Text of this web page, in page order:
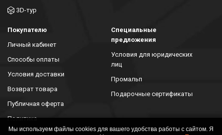
3D-тур
Покупателю
Личный кабинет
Способы оплаты
Условия доставки
Возврат товара
Публичная оферта
Политика
конфиденциальности
Специальные
предложения
Условия для юридических
лиц
Промальп
Подарочные сертификаты
Мы используем файлы cookies для вашего удобства работы с сайтом. Я